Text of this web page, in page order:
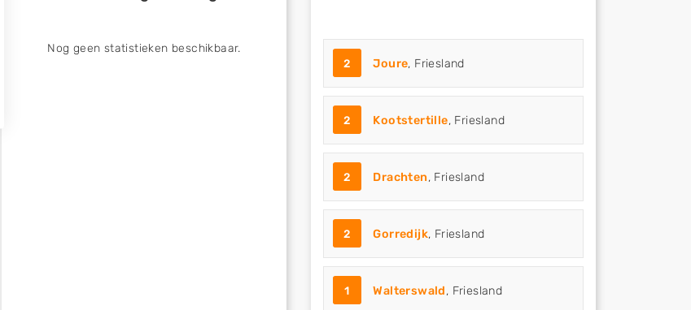
Nog geen statistieken beschikbaar.
2 Joure, Friesland
2 Kootstertille, Friesland
2 Drachten, Friesland
2 Gorredijk, Friesland
1 Walterswald, Friesland